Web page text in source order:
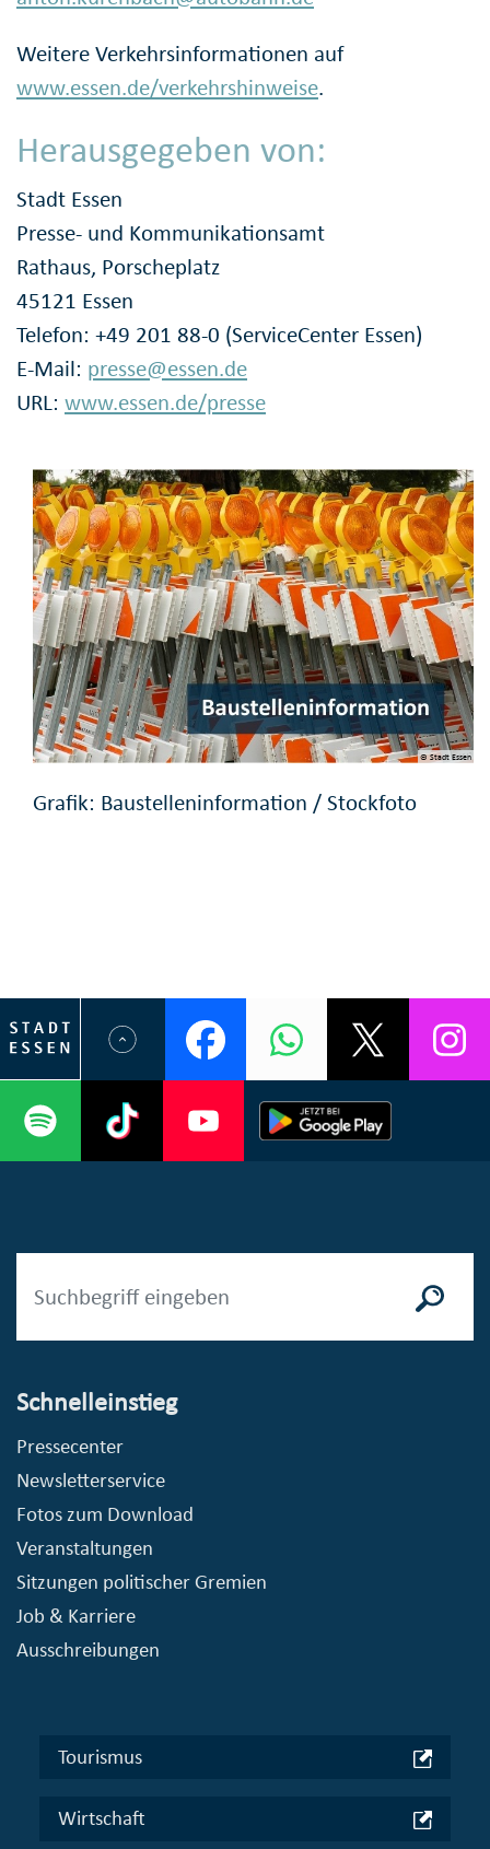
Weitere Verkehrsinformationen auf
www.essen.de/verkehrshinweise.
Herausgegeben von:
Stadt Essen
Presse- und Kommunikationsamt
Rathaus, Porscheplatz
45121 Essen
Telefon: +49 201 88-0 (ServiceCenter Essen)
E-Mail: presse@essen.de
URL: www.essen.de/presse
© Stadt Essen
Grafik: Baustelleninformation / Stockfoto
Schnelleinstieg
Pressecenter
Newsletterservice
Fotos zum Download
Veranstaltungen
Sitzungen politischer Gremien
Job & Karriere
Ausschreibungen
Tourismus
Wirtschaft